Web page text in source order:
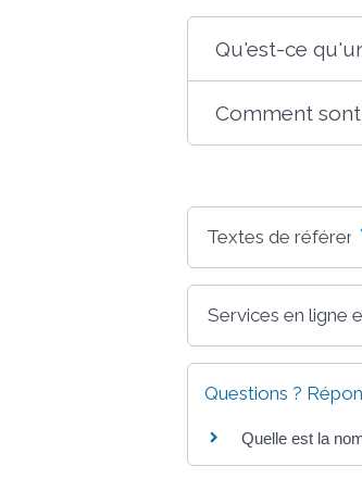
Qu'est-ce
Comment
Textes de
Services en ligne
Questions ?
Quelle est la